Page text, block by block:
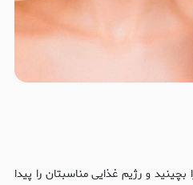
و رژیم غذایی مناسبتان را پیدا